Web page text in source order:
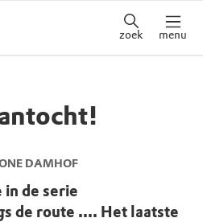
zoek menu
DAMHOF
in de serie
de route .... Het laatste